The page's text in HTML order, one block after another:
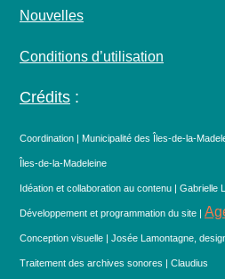
Nouvelles
Conditions d’utilisation
Crédits :
Coordination | Municipalité des Îles-de-la-
Îles-de-la-Madeleine
Idéation et collaboration au contenu | Gabrielle
Développement et programmation du site |
Conception visuelle | Josée Lamontagne,
Traitement des archives sonores | Claudius